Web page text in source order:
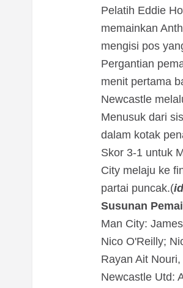
Pelatih Eddie
memainkan
mengisi pos
Pergantian
menit pertama
Newcastle
Menusuk dari
dalam kotak
Skor 3-1 untuk
City melaju ke
partai puncak.(
Susunan
Man City:
Nico O'Reilly;
Rayan Ait
Newcastle Utd: